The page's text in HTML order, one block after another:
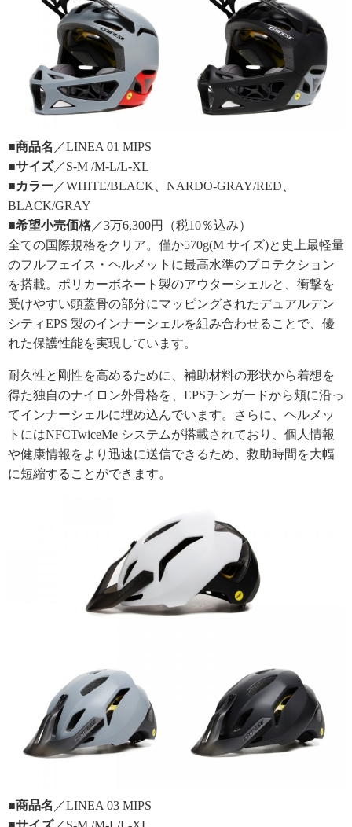
■商品名 ／LINEA 01 MIPS
■サイズ／S-M /M-L/L-XL
■カラー ／WHITE/BLACK、NARDO-GRAY/RED、
BLACK/GRAY
■希望小売価格 ／3万6,300円（税10％込み）
全ての国際規格をクリア。僅か570g(M サイズ)と史上最軽量
のフルフェイス・ヘルメットに最高水準のプロテクション
を搭載。ポリカーボネート製のアウターシェルと、衝撃を
受けやすい頭蓋骨の部分にマッピングされたデュアルデン
シティEPS 製のインナーシェルを組み合わせることで、優
れた保護性能を実現しています。
耐久性と剛性を高めるために、補助材料の形状から着想を
得た独自のナイロン外骨格を、EPSチンガードから頬に沿っ
てインナーシェルに埋め込んでいます。さらに、ヘルメッ
トにはNFCTwiceMe システムが搭載されており、個人情報
や健康情報をより迅速に送信できるため、救助時間を大幅
に短縮することができます。
■商品名 ／LINEA 03 MIPS